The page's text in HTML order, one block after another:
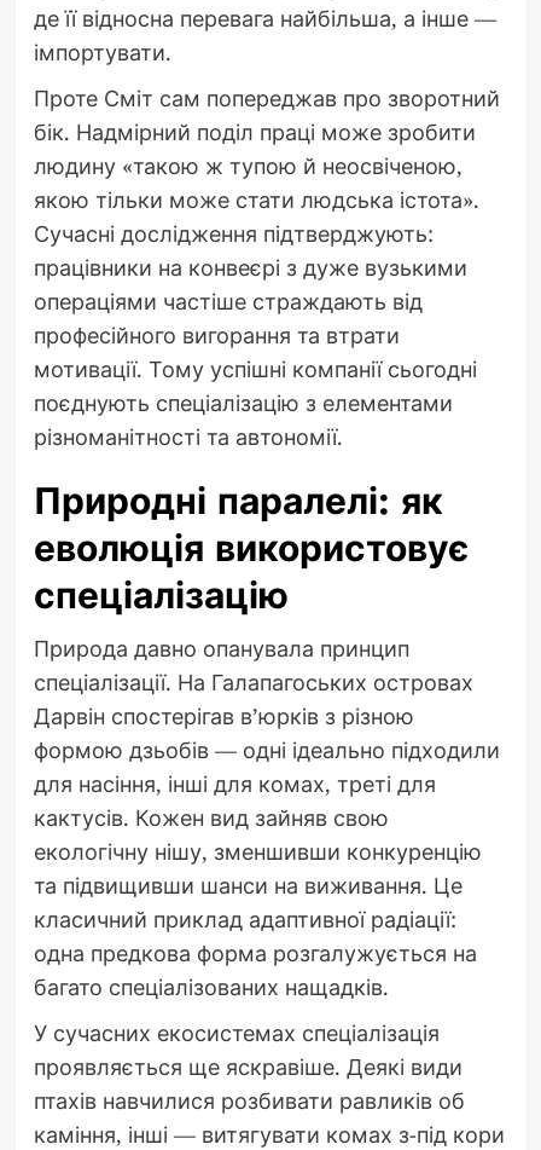
де її відносна перевага найбільша, а інше —
імпортувати.
Проте Сміт сам попереджав про зворотний
бік. Надмірний поділ праці може зробити
людину «такою ж тупою й неосвіченою,
якою тільки може стати людська істота».
Сучасні дослідження підтверджують:
працівники на конвеєрі з дуже вузькими
операціями частіше страждають від
професійного вигорання та втрати
мотивації. Тому успішні компанії сьогодні
поєднують спеціалізацію з елементами
різноманітності та автономії.
Природні паралелі: як
еволюція використовує
спеціалізацію
Природа давно опанувала принцип
спеціалізації. На Галапагоських островах
Дарвін спостерігав в’юрків з різною
формою дзьобів — одні ідеально підходили
для насіння, інші для комах, треті для
кактусів. Кожен вид зайняв свою
екологічну нішу, зменшивши конкуренцію
та підвищивши шанси на виживання. Це
класичний приклад адаптивної радіації:
одна предкова форма розгалужується на
багато спеціалізованих нащадків.
У сучасних екосистемах спеціалізація
проявляється ще яскравіше. Деякі види
птахів навчилися розбивати равликів об
каміння, інші — витягувати комах з-під кори